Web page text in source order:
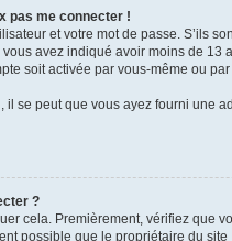
pas me connecter !
et votre mot de passe. S’ils
avez indiqué avoir moins de
soit activée par vous-même ou
il se peut que vous ayez fourni une
?
cela. Premièrement, vérifiez que
possible que le propriétaire du